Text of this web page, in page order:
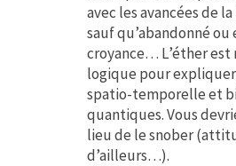
avec les avancées de
sauf qu’abandonné
croyance… L’éther est
logique pour
spatio-temporelle et
quantiques. Vous
lieu de le snober
d’ailleurs…).